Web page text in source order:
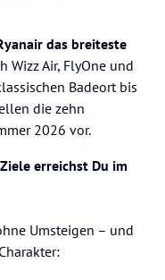
das breiteste
Wizz Air, FlyOne und
Badeort bis
die zehn
2026 vor.
erreichst Du im
Umsteigen – und